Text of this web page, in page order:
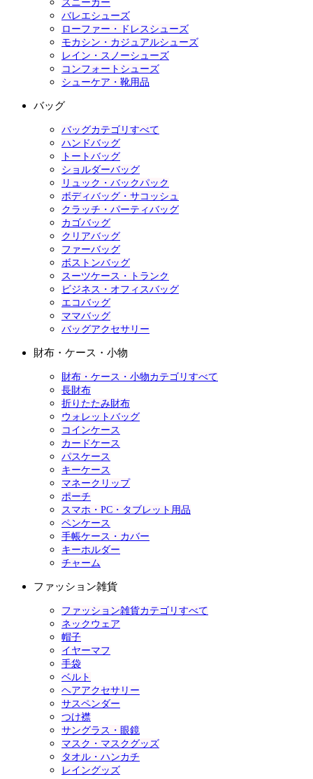
スニーカー
バレエシューズ
ローファー・ドレスシューズ
モカシン・カジュアルシューズ
レイン・スノーシューズ
コンフォートシューズ
シューケア・靴用品
バッグ
バッグカテゴリすべて
ハンドバッグ
トートバッグ
ショルダーバッグ
リュック・バックパック
ボディバッグ・サコッシュ
クラッチ・パーティバッグ
カゴバッグ
クリアバッグ
ファーバッグ
ボストンバッグ
スーツケース・トランク
ビジネス・オフィスバッグ
エコバッグ
ママバッグ
バッグアクセサリー
財布・ケース・小物
財布・ケース・小物カテゴリすべて
長財布
折りたたみ財布
ウォレットバッグ
コインケース
カードケース
パスケース
キーケース
マネークリップ
ポーチ
スマホ・PC・タブレット用品
ペンケース
手帳ケース・カバー
キーホルダー
チャーム
ファッション雑貨
ファッション雑貨カテゴリすべて
ネックウェア
帽子
イヤーマフ
手袋
ベルト
ヘアアクセサリー
サスペンダー
つけ襟
サングラス・眼鏡
マスク・マスクグッズ
タオル・ハンカチ
レイングッズ